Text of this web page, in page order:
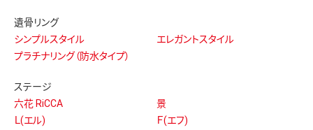
遺骨リング
シンプルスタイル
エレガントスタイル
プラチナリング（防水タイプ）
ステージ
六花 RiCCA
景
Ｌ(エル)
Ｆ(エフ)